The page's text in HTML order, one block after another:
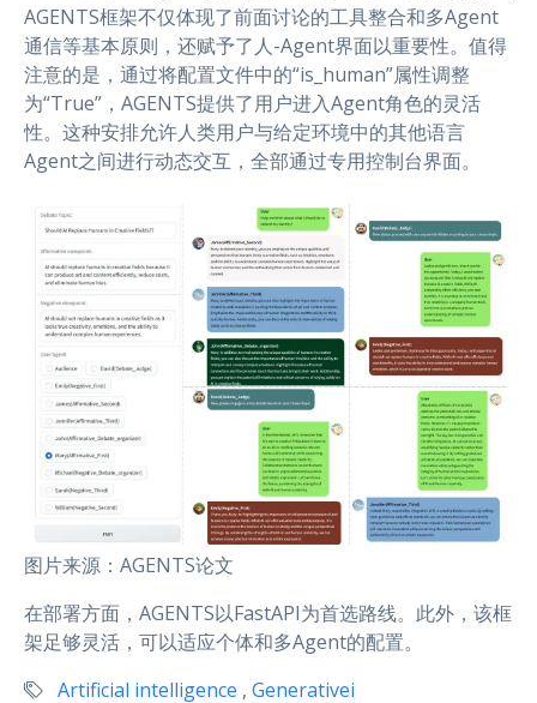
AGENTS框架不仅体现了前面讨论的工具整合和多Agent
通信等基本原则，还赋予了人-Agent界面以重要性。值得
注意的是，通过将配置文件中的“is_human”属性调整
为“True”，AGENTS提供了用户进入Agent角色的灵活
性。这种安排允许人类用户与给定环境中的其他语言
Agent之间进行动态交互，全部通过专用控制台界面。
图片来源：AGENTS论文
在部署方面，AGENTS以FastAPI为首选路线。此外，该框
架足够灵活，可以适应个体和多Agent的配置。
Artificial intelligence , Generativei